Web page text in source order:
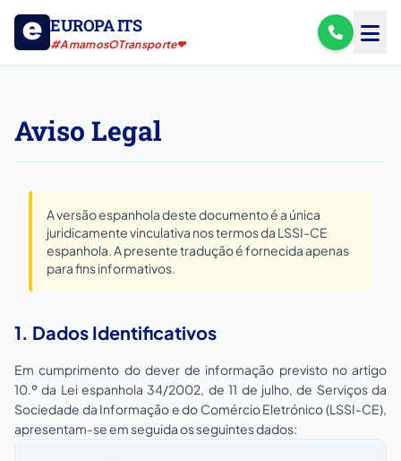
EUROPA ITS
#AmamosOTransporte❤
Aviso Legal
A versão espanhola deste documento é a única
juridicamente vinculativa nos termos da LSSI-CE
espanhola. A presente tradução é fornecida apenas
para fins informativos.
1. Dados Identificativos
Em cumprimento do dever de informação previsto no artigo
10.º da Lei espanhola 34/2002, de 11 de julho, de Serviços da
Sociedade da Informação e do Comércio Eletrónico (LSSI-CE),
apresentam-se em seguida os seguintes dados: